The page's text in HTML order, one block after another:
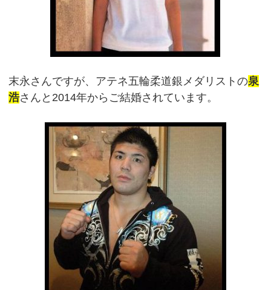
末永さんですが、アテネ五輪柔道銀メダリストの泉
浩さんと2014年からご結婚されています。